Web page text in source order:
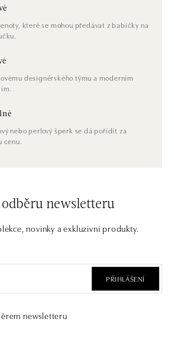
které se mohou předávat z babičky na
designérského týmu a moderním
nebo perlový šperk se dá pořídit za
newsletteru
novinky a exkluzivní produkty.
PŘIHLÁŠENÍ
newsletteru